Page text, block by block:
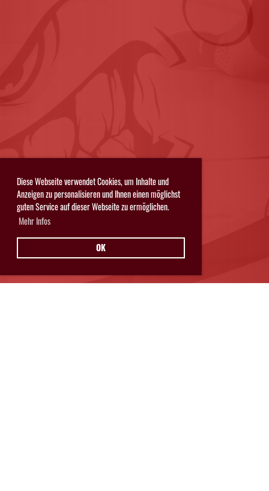
Diese Webseite verwendet Cookies, um Inhalte und
Anzeigen zu personalisieren und Ihnen einen möglichst
guten Service auf dieser Webseite zu ermöglichen.
Mehr Infos
OK